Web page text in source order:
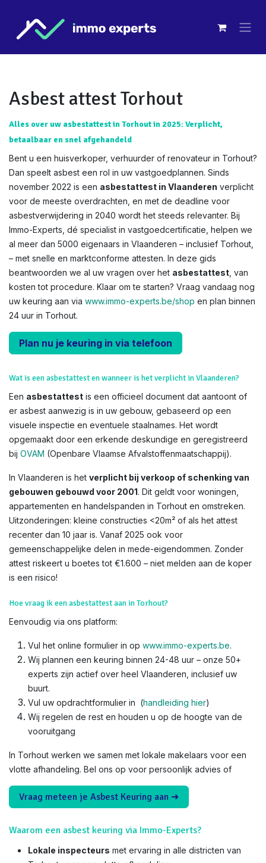
Asbest attest Torhout
Alles over uw asbestattest in Torhout in 2025: Verplicht,
betaalbaar en snel afgehandeld
Bent u een huisverkoper, verhuurder of renovateur in Torhout?
Dan speelt asbest een rol in uw vastgoedplannen. Sinds
november 2022 is een asbestattest in Vlaanderen verplicht
voor de meeste overdrachten, en met de deadline voor
asbestverwijdering in 2040 wordt het steeds relevanter. Bij
Immo-Experts, dé specialist in vastgoedcertificatie, helpen we
al meer dan 5000 eigenaars in Vlaanderen – inclusief Torhout,
– met snelle en marktconforme attesten. In deze gids
beantwoorden we al uw vragen over het asbestattest , van
kosten tot procedure. Klaar om te starten? Vraag vandaag nog
uw keuring aan via www.immo-experts.be/shop en plan binnen
24 uur in Torhout.
Plan nu je keuring in via telefoon
Wat is een asbestattest en wanneer is het verplicht in Vlaanderen?
Een asbestattest is een officieel document dat aantoont of
er asbest aanwezig is in uw gebouw, gebaseerd op een
visuele inspectie en eventuele staalnames. Het wordt
opgemaakt door een erkende deskundige en geregistreerd
bij OVAM (Openbare Vlaamse Afvalstoffenmaatschappij).
In Vlaanderen is het verplicht bij verkoop of schenking van
gebouwen gebouwd voor 2001. Dit geldt voor woningen,
appartementen en handelspanden in Torhout en omstreken.
Uitzonderingen: kleine constructies <20m² of als het attest
recenter dan 10 jaar is. Vanaf 2025 ook voor
gemeenschappelijke delen in mede-eigendommen. Zonder
attest riskeert u boetes tot €1.600 – niet melden aan de koper
is een risico!​
Hoe vraag ik een asbestattest aan in Torhout?
Eenvoudig via ons platform:
Vul het online formulier in op www.immo-experts.be.
Wij plannen een keuring binnen 24-48 uur – onze 50+
experts zijn actief over heel Vlaanderen, inclusief uw
buurt.
Vul uw opdrachtformulier in (handleiding hier)
Wij regelen de rest en houden u op de hoogte van de
vooruitgang
In Torhout werken we samen met lokale makelaars voor een
vlotte afhandeling. Bel ons op voor persoonlijk advies of
Vraag meteen je Asbest Keuring aan ➜
Waarom een asbest keuring via Immo-Experts?
Lokale inspecteurs met ervaring in alle districten van